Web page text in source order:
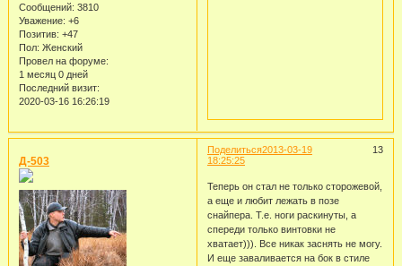
Сообщений: 3810
Уважение: +6
Позитив: +47
Пол: Женский
Провел на форуме:
1 месяц 0 дней
Последний визит:
2020-03-16 16:26:19
Поделиться 13
2013-03-19
18:25:25
Д-503
Теперь он стал не только сторожевой,
а еще и любит лежать в позе
снайпера. Т.е. ноги раскинуты, а
спереди только винтовки не
хватает))). Все никак заснять не могу.
И еще заваливается на бок в стиле